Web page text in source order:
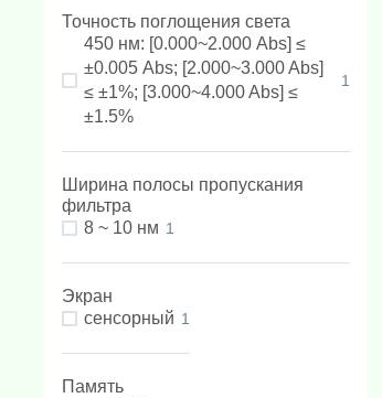
Точность поглощения света
450 нм: [0.000~2.000 Abs] ≤
±0.005 Abs; [2.000~3.000 Abs]
≤ ±1%; [3.000~4.000 Abs] ≤
±1.5%
1
Ширина полосы пропускания
фильтра
8 ~ 10 нм 1
Экран
сенсорный 1
Память